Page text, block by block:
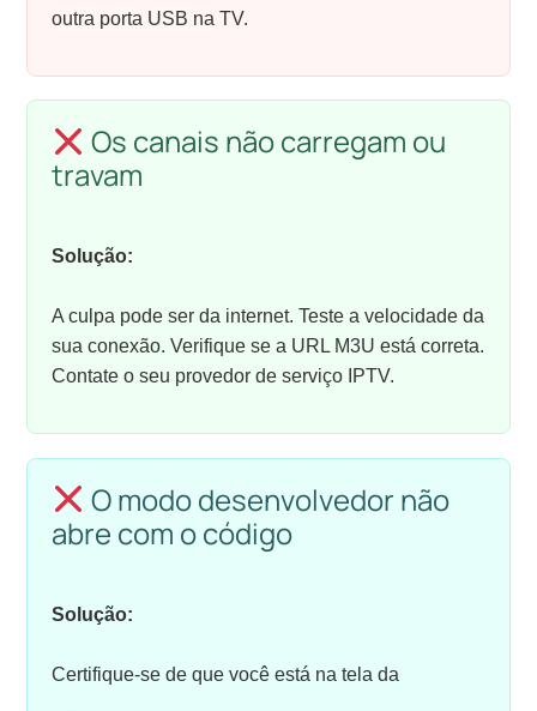
outra porta USB na TV.
Os canais não carregam ou
travam
Solução:
A culpa pode ser da internet. Teste a velocidade da
sua conexão. Verifique se a URL M3U está correta.
Contate o seu provedor de serviço IPTV.
O modo desenvolvedor não
abre com o código
Solução:
Certifique-se de que você está na tela da